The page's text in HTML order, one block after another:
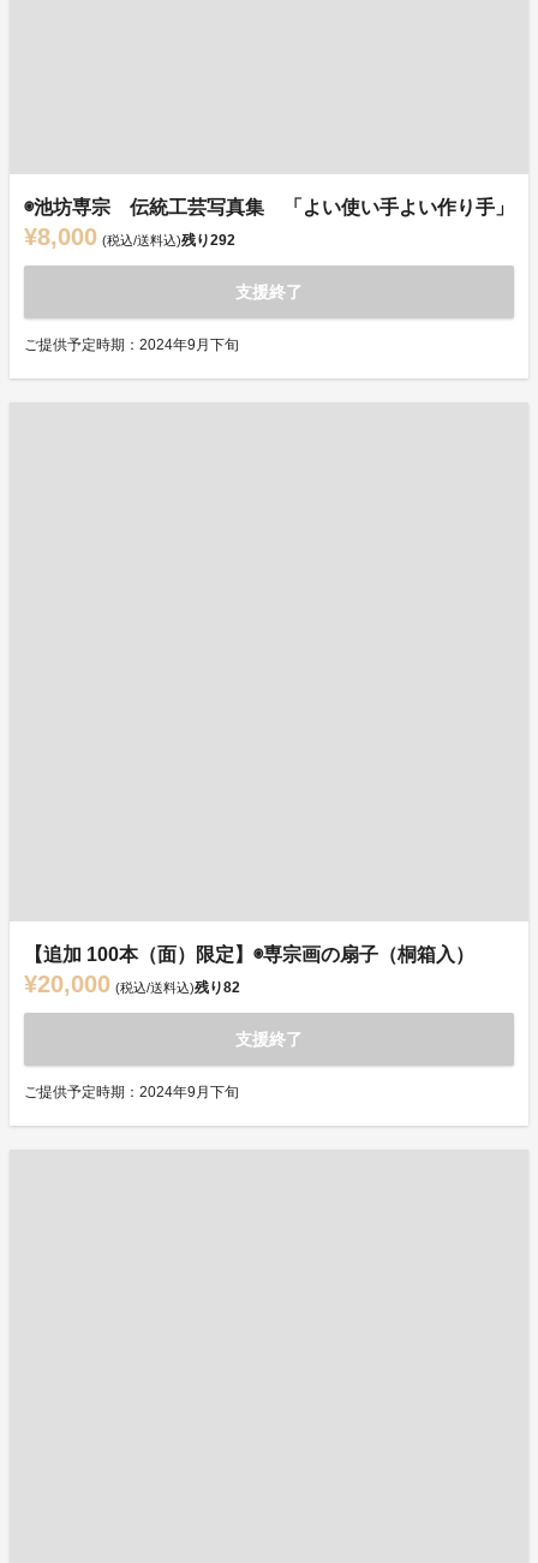
◉池坊専宗 伝統工芸写真集 「よい使い手よい作り手」
¥8,000 (税込/送料込)残り292
支援終了
ご提供予定時期：2024年9月下旬
【追加 100本（面）限定】◉専宗画の扇子（桐箱入）
¥20,000 (税込/送料込)残り82
支援終了
ご提供予定時期：2024年9月下旬